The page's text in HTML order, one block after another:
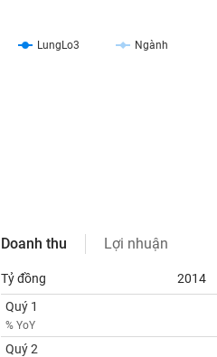
LungLo3 Ngành
Doanh thu Lợi nhuận
Tỷ đồng
2014
Quý 1
% YoY
Quý 2